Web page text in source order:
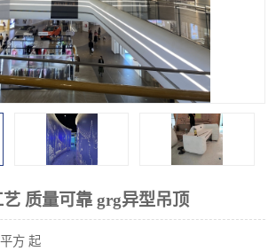
质量可靠 grg异型吊顶
方 起